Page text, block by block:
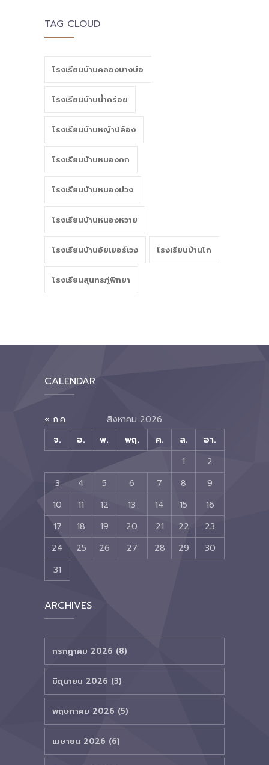
TAG CLOUD
โรงเรียนบ้านคลองบางบ่อ
โรงเรียนบ้านน้ำกร่อย
โรงเรียนบ้านหญ้าปล้อง
โรงเรียนบ้านหนองกก
โรงเรียนบ้านหนองม่วง
โรงเรียนบ้านหนองหวาย
โรงเรียนบ้านอัยเยอร์เวง โรงเรียนบ้านโก
โรงเรียนสุนทรภู่พิทยา
CALENDAR
สิงหาคม 2026
จ.
อ. พ. พฤ. ศ. ส.
อา.
1
2
3
4 5 6 7 8
9
10
11 12 13 14 15
16
17
18 19 20 21 22
23
24
25 26 27 28 29
30
31
« ก.ค.
ARCHIVES
กรกฎาคม 2026 (8)
มิถุนายน 2026 (3)
พฤษภาคม 2026 (5)
เมษายน 2026 (6)